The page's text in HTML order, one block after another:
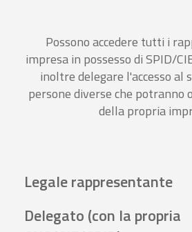
Possono accedere tutti i
impresa in possesso di SPID/
inoltre delegare l'accesso al
persone diverse che potranno
della propria
Legale rappresentante
Delegato (con la propria